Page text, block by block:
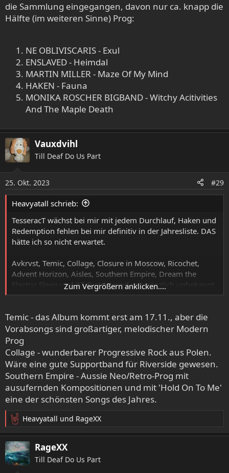
die Sammlung eingegangen, davon nur ca. knapp die
Hälfte (im weiteren Sinne) Prog:
NE OBLIVISCARIS - Exul
ENSLAVED - Heimdal
MARTIN MILLER - Maze Of My Mind
HAKEN - Fauna
MONIKA ROSCHER BIGBAND - Witchy Acitivities
And The Maple Death
Vauxdvihl
Till Deaf Do Us Part
25. Okt. 2023 #29
Heavyatall schrieb:
TesseracT wächst bei mir mit jedem Durchlauf, Haken und
Redemption fehlen bei mir definitiv in der Jahresliste. DAS
hätte ich so nicht erwartet.
Avkrvst, Temic, Collage, Closure in Moscow, Ricochet,
Advent Horizon, Aisles, Southern Empire, Dream the
Electric Sleep und 97 District sind mir gänzlich unbekannt,
sollte ich wohl mal ändern. Nur WANN ???
Meine Bitte an Euch : 3 dieser Bands zu nennen die ich
hören muss und warum.
Bin auf die Statements gespannt und sage schon einmal
DANKE im voraus.
Overhead packt leider weder meine Ohren noch meine
Seele.
Zum Vergrößern anklicken....
Temic - das Album kommt erst am 17.11., aber die
Vorabsongs sind großartiger, melodischer Modern
Prog
Collage - wunderbarer Progressive Rock aus Polen.
Wäre eine gute Supportband für Riverside gewesen.
Southern Empire - Aussie Neo/Retro-Prog mit
ausufernden Kompositionen und mit 'Hold On To Me'
eine der schönsten Songs des Jahres.
R
e
a
k
t
Heavyatall und RageXX
RageXX
Till Deaf Do Us Part